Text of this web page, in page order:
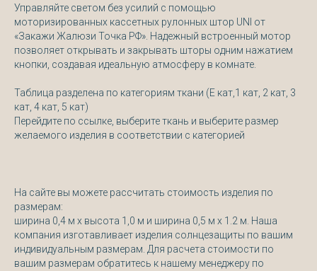
Управляйте светом без усилий с помощью
моторизированных кассетных рулонных штор UNI от
«Закажи Жалюзи Точка РФ». Надежный встроенный мотор
позволяет открывать и закрывать шторы одним нажатием
кнопки, создавая идеальную атмосферу в комнате.
Таблица разделена по категориям ткани (Е кат,1 кат, 2 кат, 3
кат, 4 кат, 5 кат)
Перейдите по ссылке, выберите ткань и выберите размер
желаемого изделия в соответствии с категорией
На сайте вы можете рассчитать стоимость изделия по
размерам:
ширина 0,4 м х высота 1,0 м и ширина 0,5 м х 1.2 м. Наша
компания изготавливает изделия солнцезащиты по вашим
индивидуальным размерам. Для расчета стоимости по
вашим размерам обратитесь к нашему менеджеру по